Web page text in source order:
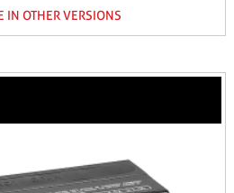
IN OTHER VERSIONS